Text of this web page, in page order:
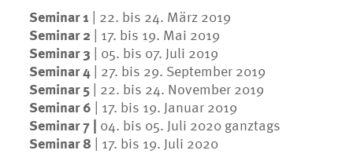
Seminar 1 | 22. bis 24. März 2019
Seminar 2 | 17. bis 19. Mai 2019
Seminar 3 | 05. bis 07. Juli 2019
Seminar 4| 27. bis 29. September 2019
Seminar 5| 22. bis 24. November 2019
Seminar 6 | 17. bis 19. Januar 2019
Seminar 7| 04. bis 05. Juli 2020 ganztags
Seminar 8 | 17. bis 19. Juli 2020